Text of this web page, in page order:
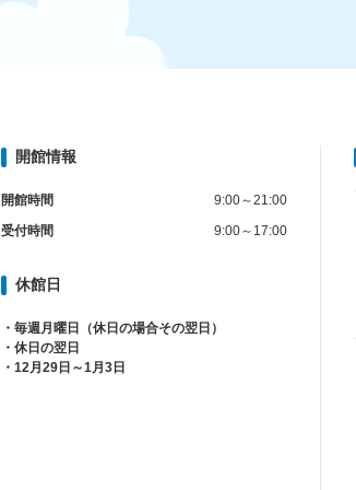
開館情報
開館時間
9:00～21:00
受付時間
9:00～17:00
休館日
・毎週月曜日（休日の場合その翌日）
・休日の翌日
・12月29日～1月3日